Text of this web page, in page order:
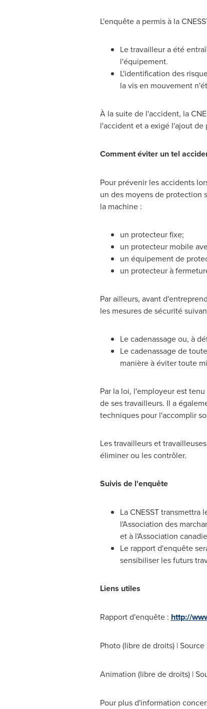
L'enquête a permis à la
Le travailleur a été
l'équipement.
L'identification des
la vis en mouvement
À la suite de l'accident, la
l'accident et a exigé l'ajout de
Comment éviter un tel
Pour prévenir les accidents
un des moyens de protection
la machine :
un protecteur fixe;
un protecteur mobile
un équipement de
un protecteur à
Par ailleurs, avant
les mesures de sécurité
Le cadenassage ou, à
Le cadenassage de
manière à éviter toute
Par la loi, l'employeur est
de ses travailleurs. Il a
techniques pour l'accomplir
Les travailleurs et
éliminer ou les contrôler.
Suivis de l'enquête
La CNESST
l'Association des
et à l'Association
Le rapport d'enquête
sensibiliser les futurs
Liens utiles
Rapport d'enquête : http://
Photo (libre de droits) | Source
Animation (libre de droits) |
Pour plus d'information